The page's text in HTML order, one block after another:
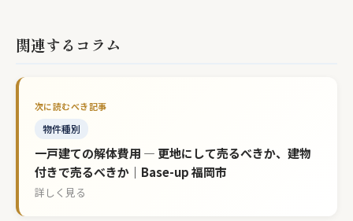
関連するコラム
物件種別
一戸建ての解体費用 — 更地にして売るべきか、建物
付きで売るべきか｜Base-up 福岡市
詳しく見る